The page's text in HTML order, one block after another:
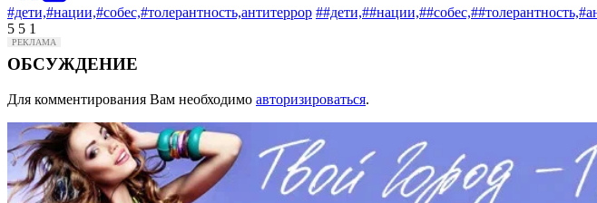
#дети,#нации,#собес,#толерантность,антитеррор ##дети,##нации,##собес,##толерантность,
5 5 1
ОБСУЖДЕНИЕ
Для комментирования Вам необходимо авторизироваться.